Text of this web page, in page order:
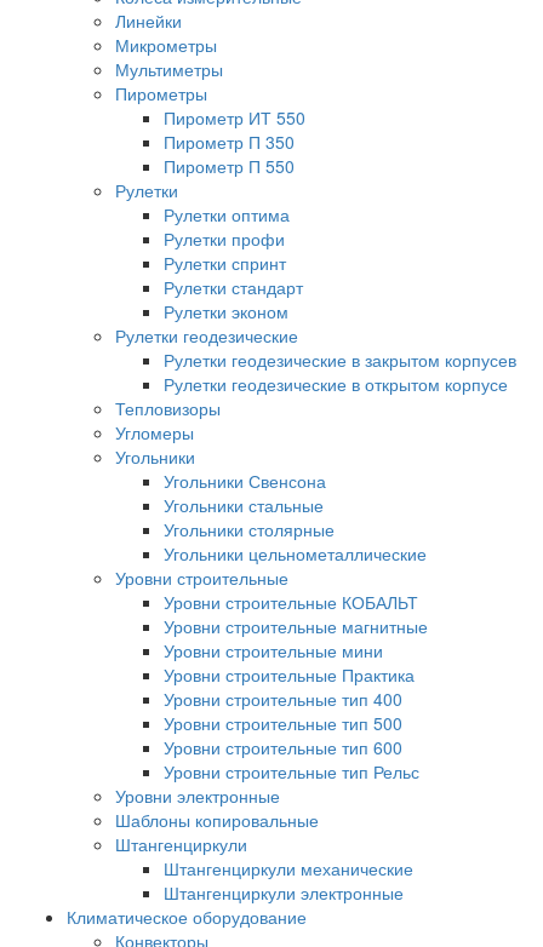
Линейки
Микрометры
Мультиметры
Пирометры
Пирометр ИТ 550
Пирометр П 350
Пирометр П 550
Рулетки
Рулетки оптима
Рулетки профи
Рулетки спринт
Рулетки стандарт
Рулетки эконом
Рулетки геодезические
Рулетки геодезические в закрытом корпусев
Рулетки геодезические в открытом корпусе
Тепловизоры
Угломеры
Угольники
Угольники Свенсона
Угольники стальные
Угольники столярные
Угольники цельнометаллические
Уровни строительные
Уровни строительные КОБАЛЬТ
Уровни строительные магнитные
Уровни строительные мини
Уровни строительные Практика
Уровни строительные тип 400
Уровни строительные тип 500
Уровни строительные тип 600
Уровни строительные тип Рельс
Уровни электронные
Шаблоны копировальные
Штангенциркули
Штангенциркули механические
Штангенциркули электронные
Климатическое оборудование
Конвекторы